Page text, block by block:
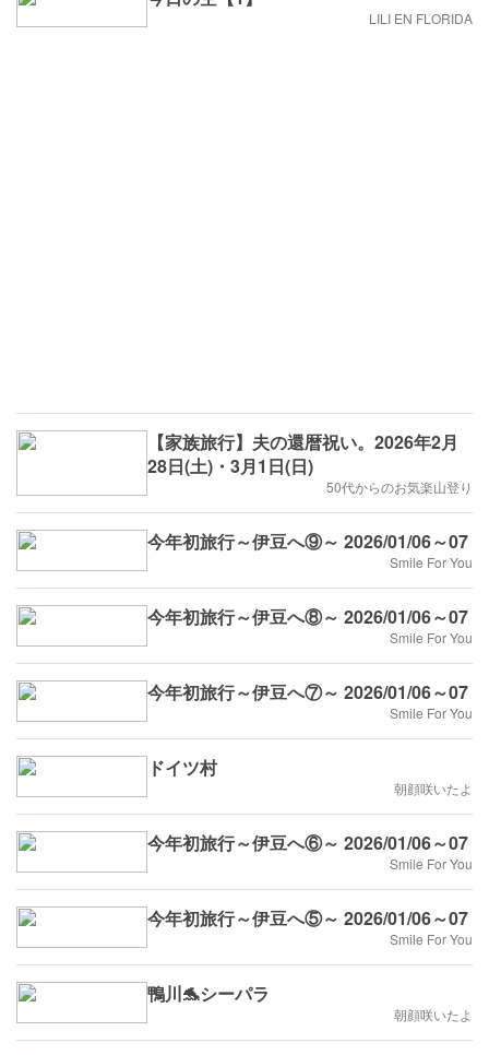
LILI EN FLORIDA
【家族旅行】夫の還暦祝い。2026年2月
28日(土)・3月1日(日)
50代からのお気楽山登り
今年初旅行～伊豆へ⑨～ 2026/01/06～07
Smile For You
今年初旅行～伊豆へ⑧～ 2026/01/06～07
Smile For You
今年初旅行～伊豆へ⑦～ 2026/01/06～07
Smile For You
ドイツ村
朝顔咲いたよ
今年初旅行～伊豆へ⑥～ 2026/01/06～07
Smile For You
今年初旅行～伊豆へ⑤～ 2026/01/06～07
Smile For You
鴨川🐬シーパラ
朝顔咲いたよ